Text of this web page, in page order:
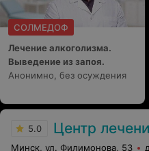
СОЛМЕДОФ
Лечение алкоголизма.
Выведение из запоя.
Анонимно, без осуждения
5.0 Центр
Минск, ул. Филимонова, 53